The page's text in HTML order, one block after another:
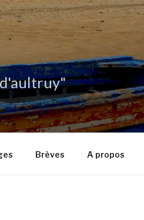
Brèves A propos